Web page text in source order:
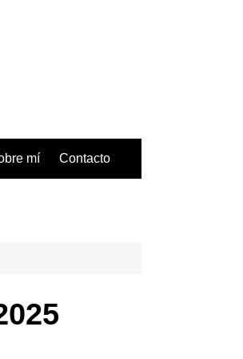
mí Contacto